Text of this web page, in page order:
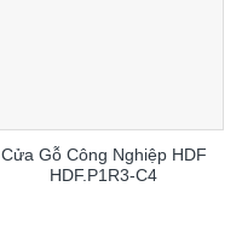
Cửa Gỗ Công Nghiệp HDF
HDF.P1R3-C4